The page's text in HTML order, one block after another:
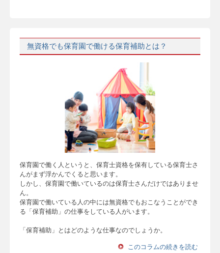
無資格でも保育園で働ける保育補助とは？
保育園で働く人というと、保育士資格を保有している保育士さ
んがまず浮かんでくると思います。
しかし、保育園で働いているのは保育士さんだけではありませ
ん。
保育園で働いている人の中には無資格でもおこなうことができ
る「保育補助」の仕事をしている人がいます。
「保育補助」とはどのような仕事なのでしょうか。
このコラムの続きを読む